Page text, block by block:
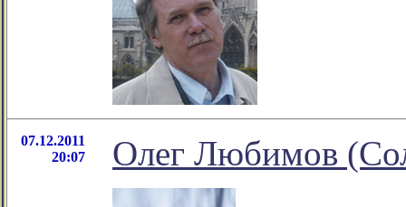
07.12.2011
20:07
Олег Любимов